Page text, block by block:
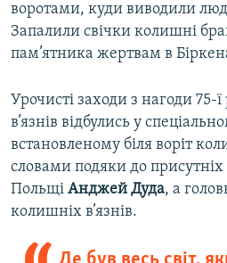
воротами, куди виводили
Запалили свічки колишні
пам’ятника жертвам в
Урочисті заходи з нагоди 75-
в’язнів відбулись у
встановленому біля воріт
словами подяки до
Польщі Анджей Дуда, а
колишніх в’язнів.